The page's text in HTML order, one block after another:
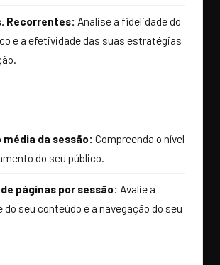
Recorrentes: Analise a fidelidade do
e a efetividade das suas estratégias
média da sessão: Compreenda o nível
do seu público.
páginas por sessão: Avalie a
do seu conteúdo e a navegação do seu